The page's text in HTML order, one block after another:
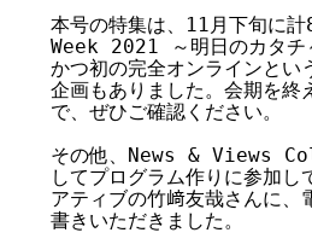
本号の特集は、11月下旬に
Week 2021 ～明日のカタチ
かつ初の完全オンラインとい
企画もありました。会期を終
で、ぜひご確認ください。
その他、News & Views
してプログラム作りに参加
アティブの竹﨑友哉さんに、
書きいただきました。